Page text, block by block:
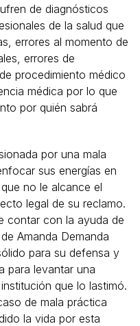
de diagnósticos
de la salud que
errores al momento de
errores de
procedimiento médico
médica por lo que
por quién sabrá
por una mala
sus energías en
no le alcance el
legal de su reclamo.
contar con la ayuda de
Amanda Demanda
para su defensa y
para levantar una
que lo lastimó.
de mala práctica
la vida por esta